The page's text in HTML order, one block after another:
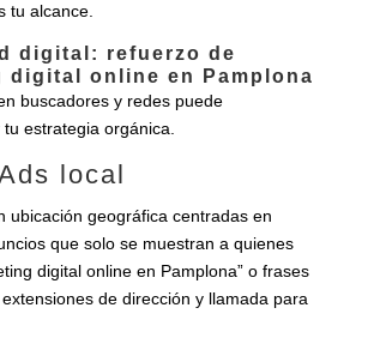
tu alcance.
digital: refuerzo de
digital online en Pamplona
buscadores y redes puede
estrategia orgánica.
local
ubicación geográfica centradas en
que solo se muestran a quienes
digital online en Pamplona” o frases
de dirección y llamada para